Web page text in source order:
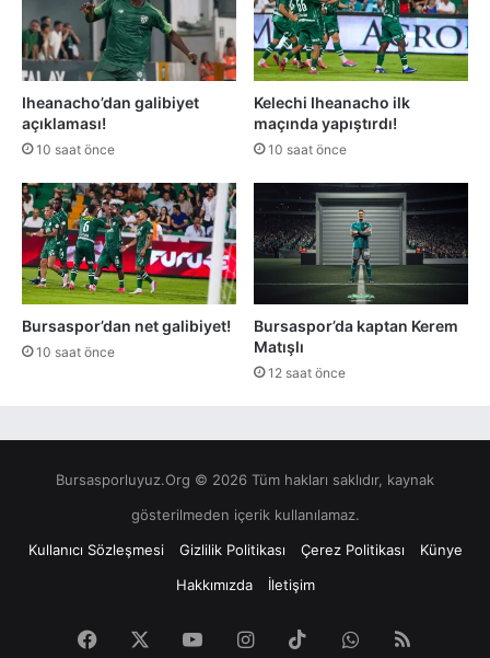
Iheanacho’dan galibiyet
açıklaması!
10 saat önce
Kelechi Iheanacho ilk
maçında yapıştırdı!
10 saat önce
Bursaspor’dan net galibiyet!
10 saat önce
Bursaspor’da kaptan Kerem
Matışlı
12 saat önce
Bursasporluyuz.Org © 2026 Tüm hakları saklıdır, kaynak
gösterilmeden içerik kullanılamaz.
Kullanıcı Sözleşmesi
Gizlilik Politikası Çerez Politikası
Künye
Hakkımızda
İletişim
Facebook YouTubeInstagram
TikTokWhatsApp
RSS